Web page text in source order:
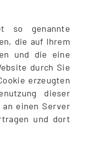
so genannte
die auf Ihrem
und die eine
durch Sie
erzeugten
dieser
einen Server
und dort